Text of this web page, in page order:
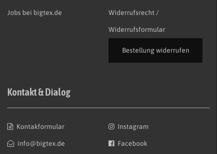
Jobs bei bigtex.de Widerrufsrecht /
Widerrufsformular
Bestellung widerrufen
Kontakt & Dialog
Kontakformular
info@bigtex.de
Instagram
Facebook